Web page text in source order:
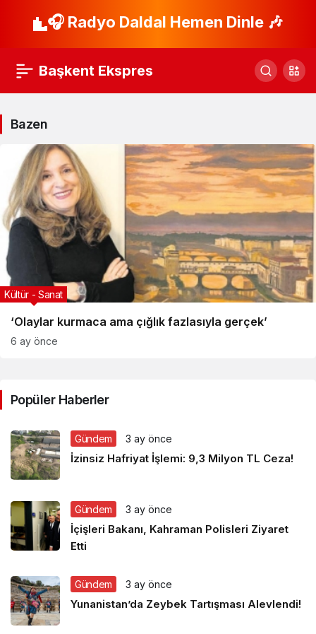
🎧 Radyo Daldal Hemen Dinle 🎶
Başkent Ekspres
Bazen
‘Olaylar kurmaca ama çığlık fazlasıyla gerçek’
Kültür - Sanat
6 ay önce
Popüler Haberler
Gündem 3 ay önce
İzinsiz Hafriyat İşlemi: 9,3 Milyon TL Ceza!
Gündem 3 ay önce
İçişleri Bakanı, Kahraman Polisleri Ziyaret
Etti
Gündem 3 ay önce
Yunanistan’da Zeybek Tartışması Alevlendi!